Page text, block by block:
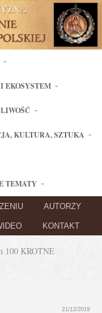
EKOSYSTEM
KULTURA, SZTUKA
TEMATY
AUTORZY
KONTAKT
100 KROTNE
21/12/2019